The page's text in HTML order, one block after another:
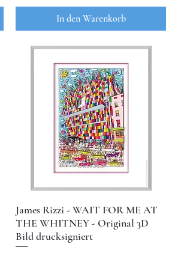
In den Warenkorb
James Rizzi - WAIT FOR ME AT
THE WHITNEY - Original 3D
Bild drucksigniert